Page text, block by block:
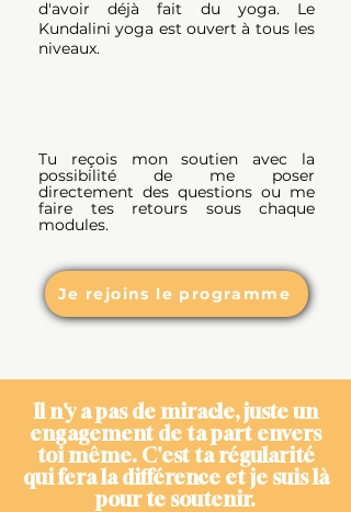
d'avoir déjà fait du yoga. Le
Kundalini yoga est ouvert à tous les
niveaux.
Tu reçois mon soutien avec la
possibilité de me poser
directement des questions ou me
faire tes retours sous chaque
modules.
Je rejoins le programme
ll n'y a pas de miracle, juste un
engagement de ta part envers
toi même. C'est ta régularité
qui fera la différence et je suis là
pour te soutenir.